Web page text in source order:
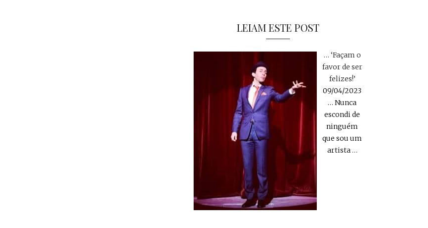
LEIAM ESTE POST
… ‘Façam o
favor de ser
felizes!’
09/04/2023
… Nunca
escondi de
ninguém
que sou um
artista…